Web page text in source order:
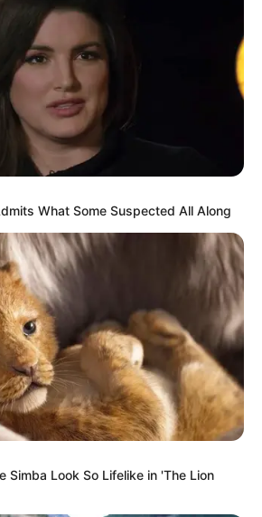
What Some Suspected All Along
Simba Look So Lifelike in 'The Lion